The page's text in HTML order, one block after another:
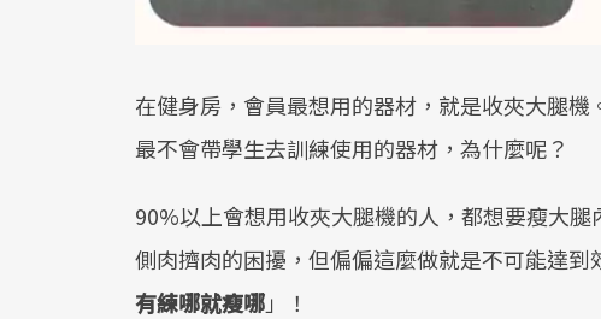
在健身房，會員最想用的器材，就是收夾大腿
最不會帶學生去訓練使用的器材，為什麼呢？
90%以上會想用收夾大腿機的人，都想要瘦大
側肉擠肉的困擾，但偏偏這麼做就是不可能達
有練哪就瘦哪」！